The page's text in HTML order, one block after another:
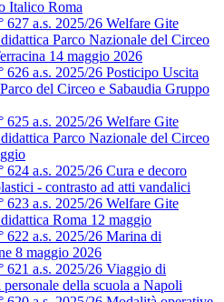
Italico Roma
627 a.s. 2025/26 Welfare Gite
Parco Nazionale del Circeo
14 maggio 2026
626 a.s. 2025/26 Posticipo Uscita
del Circeo e Sabaudia Gruppo
625 a.s. 2025/26 Welfare Gite
Parco Nazionale del Circeo
624 a.s. 2025/26 Cura e decoro
- contrasto ad atti vandalici
623 a.s. 2025/26 Welfare Gite
Roma 12 maggio
622 a.s. 2025/26 Marina di
8 maggio 2026
621 a.s. 2025/26 Viaggio di
della scuola a Napoli